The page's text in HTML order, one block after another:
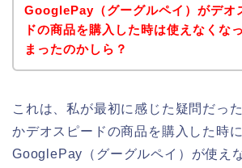
GooglePay（グーグルペイ）がデオ
ドの商品を購入した時は使えなくな
まったのかしら？
これは、私が最初に感じた疑問だっ
かデオスピードの商品を購入した時
GooglePay（グーグルペイ）が使え